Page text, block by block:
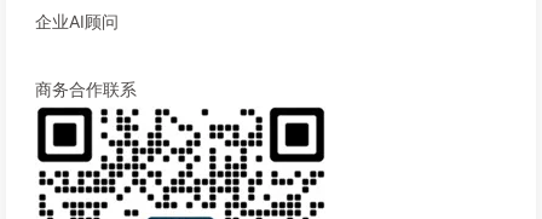
企业AI顾问
商务合作联系